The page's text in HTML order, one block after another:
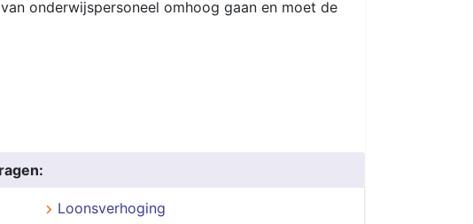
onderwijspersoneel omhoog gaan en moet de
Loonsverhoging